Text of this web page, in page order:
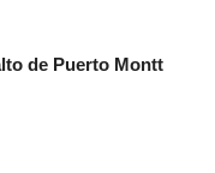
de Puerto Montt